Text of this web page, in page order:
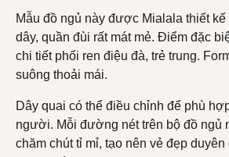
Mẫu đồ ngủ này được Mialala thiết
dây, quần đùi rất mát mẻ. Điểm đặc
chi tiết phối ren điệu đà, trẻ trung.
suông thoải mái.
Dây quai có thể điều chỉnh để phù
người. Mỗi đường nét trên bộ đồ ngủ
chăm chút tỉ mỉ, tạo nên vẻ đẹp